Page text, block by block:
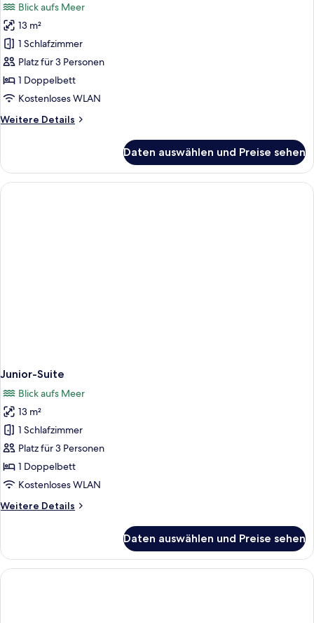
Blick aufs Meer
13 m²
1 Schlafzimmer
Platz für 3 Personen
1 Doppelbett
Kostenloses WLAN
Weitere Details
Weitere
Doppelzimmer,
Meerblick
Daten auswählen und Preise sehen
Junior-Suite
Blick aufs Meer
13 m²
1 Schlafzimmer
Platz für 3 Personen
1 Doppelbett
Kostenloses WLAN
Weitere Details
Weitere
Suite
Daten auswählen und Preise sehen